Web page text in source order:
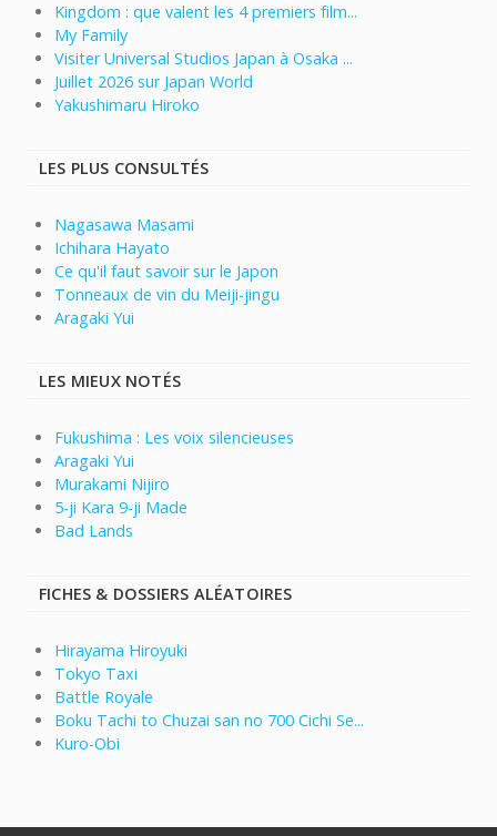
Kingdom : que valent les 4 premiers film...
My Family
Visiter Universal Studios Japan à Osaka ...
Juillet 2026 sur Japan World
Yakushimaru Hiroko
LES PLUS CONSULTÉS
Nagasawa Masami
Ichihara Hayato
Ce qu'il faut savoir sur le Japon
Tonneaux de vin du Meiji-jingu
Aragaki Yui
LES MIEUX NOTÉS
Fukushima : Les voix silencieuses
Aragaki Yui
Murakami Nijiro
5-ji Kara 9-ji Made
Bad Lands
FICHES & DOSSIERS ALÉATOIRES
Hirayama Hiroyuki
Tokyo Taxi
Battle Royale
Boku Tachi to Chuzai san no 700 Cichi Se...
Kuro-Obi